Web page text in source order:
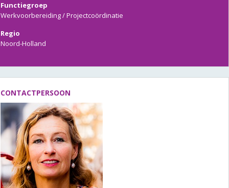
Functiegroep
Werkvoorbereiding / Projectcoördinatie
Regio
Noord-Holland
CONTACTPERSOON